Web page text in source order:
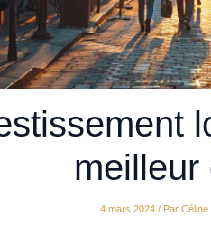
meilleur
4 mars 2024 / Par Céline